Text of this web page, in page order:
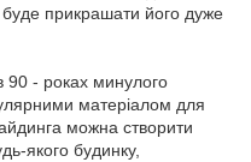
прикрашати його дуже
90 - роках минулого
матеріалом для
можна створити
якого будинку,